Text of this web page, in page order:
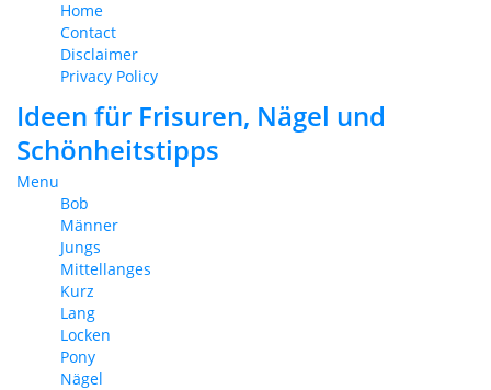
Home
Contact
Disclaimer
Privacy Policy
Ideen für Frisuren, Nägel und
Schönheitstipps
Menu
Bob
Männer
Jungs
Mittellanges
Kurz
Lang
Locken
Pony
Nägel